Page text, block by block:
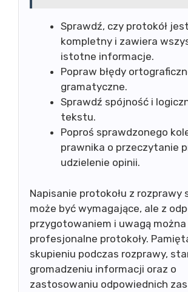
Sprawdź, czy protokół jest
kompletny i zawiera
istotne informacje.
Popraw błędy
gramatyczne.
Sprawdź spójność i
tekstu.
Poproś sprawdzonego
prawnika o przeczytanie
udzielenie opinii.
Napisanie protokołu z rozprawy
może być wymagające, ale z
przygotowaniem i uwagą
profesjonalne protokoły.
skupieniu podczas rozprawy,
gromadzeniu informacji oraz o
zastosowaniu odpowiednich